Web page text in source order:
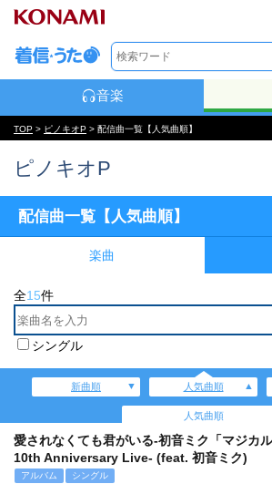
音楽
TOP > ピノキオP > 配信曲一覧【人気曲順】
ピノキオP
配信曲一覧【人気曲順】
楽曲
全15件
シングル
新曲順 人気曲順
人気曲順
愛されなくても君がいる-初音ミク「マジカル
10th Anniversary Live- (feat. 初音ミク)
アルバム シングル